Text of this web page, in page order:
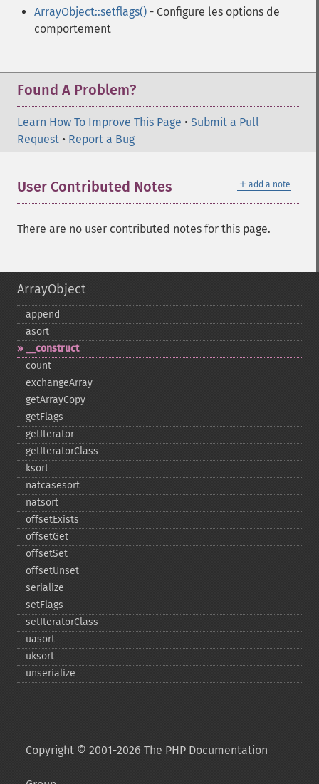
ArrayObject::setflags() - Configure les options de
comportement
Found A Problem?
Learn How To Improve This Page • Submit a Pull
Request • Report a Bug
＋ add a note
User Contributed Notes
There are no user contributed notes for this page.
ArrayObject
append
asort
_​_​construct
count
exchangeArray
getArrayCopy
getFlags
getIterator
getIteratorClass
ksort
natcasesort
natsort
offsetExists
offsetGet
offsetSet
offsetUnset
serialize
setFlags
setIteratorClass
uasort
uksort
unserialize
Copyright © 2001-2026 The PHP Documentation